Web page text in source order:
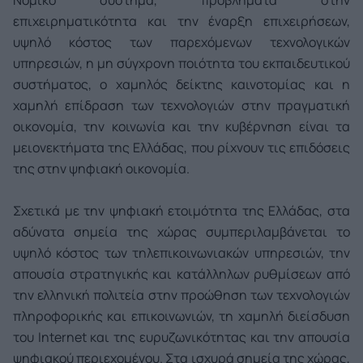
επιχειρηματικότητα και την έναρξη επιχειρήσεων,
υψηλό κόστος των παρεχόμενων τεχνολογικών
υπηρεσιών, η μη σύγχρονη ποιότητα του εκπαιδευτικού
συστήματος, ο χαμηλός δείκτης καινοτομίας και η
χαμηλή επίδραση των τεχνολογιών στην πραγματική
οικονομία, την κοινωνία και την κυβέρνηση είναι τα
μειονεκτήματα της Ελλάδας, που ρίχνουν τις επιδόσεις
της στην ψηφιακή οικονομία.
Σχετικά με την ψηφιακή ετοιμότητα της Ελλάδας, στα
αδύνατα σημεία της χώρας συμπεριλαμβάνεται το
υψηλό κόστος των τηλεπικοινωνιακών υπηρεσιών, την
απουσία στρατηγικής και κατάλληλων ρυθμίσεων από
την ελληνική πολιτεία στην προώθηση των τεχνολογιών
πληροφορικής και επικοινωνιών, τη χαμηλή διείσδυση
του Internet και της ευρυζωνικότητας και την απουσία
ψηφιακού περιεχομένου. Στα ισχυρά σημεία της χώρας,